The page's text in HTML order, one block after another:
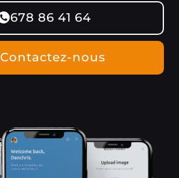
678 86 41 64
Contactez-nous